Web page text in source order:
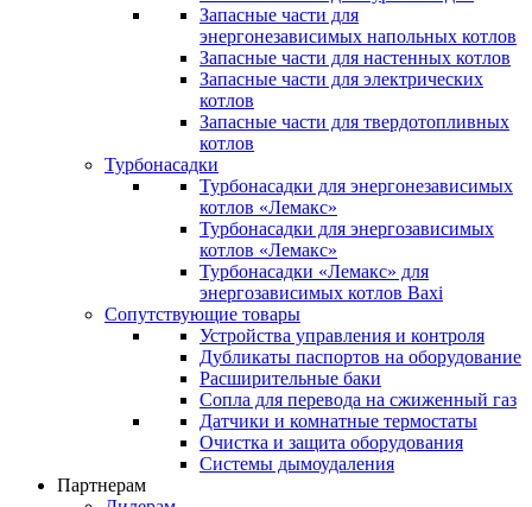
Запасные части для
энергонезависимых напольных котлов
Запасные части для настенных котлов
Запасные части для электрических
котлов
Запасные части для твердотопливных
котлов
Турбонасадки
Турбонасадки для энергонезависимых
котлов «Лемакс»
Турбонасадки для энергозависимых
котлов «Лемакс»
Турбонасадки «Лемакс» для
энергозависимых котлов Baxi
Сопутствующие товары
Устройства управления и контроля
Дубликаты паспортов на оборудование
Расширительные баки
Сопла для перевода на сжиженный газ
Датчики и комнатные термостаты
Очистка и защита оборудования
Системы дымоудаления
Партнерам